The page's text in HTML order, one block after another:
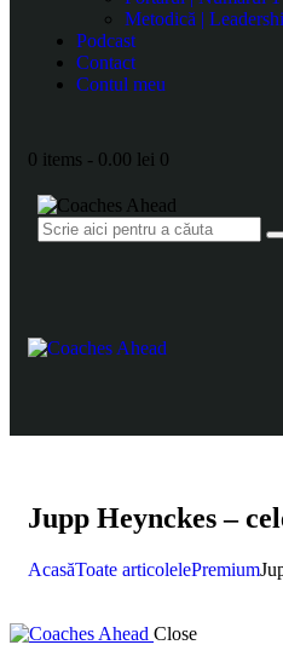
Metodică |
Podcast
Contact
Contul meu
0 items - 0.00 lei 0
Jupp Heynckes –
AcasăToate articolelePremium
Close